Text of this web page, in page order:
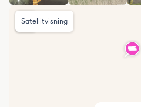
Satellitvisning